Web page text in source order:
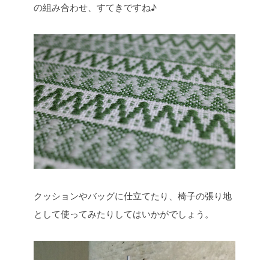
の組み合わせ、すてきですね♪
クッションやバッグに仕立てたり、椅子の張り地
として使ってみたりしてはいかがでしょう。